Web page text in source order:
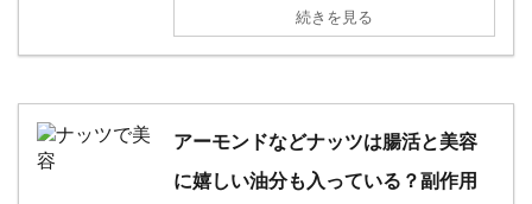
続きを見る
アーモンドなどナッツは腸活と美容
に嬉しい油分も入っている？副作用